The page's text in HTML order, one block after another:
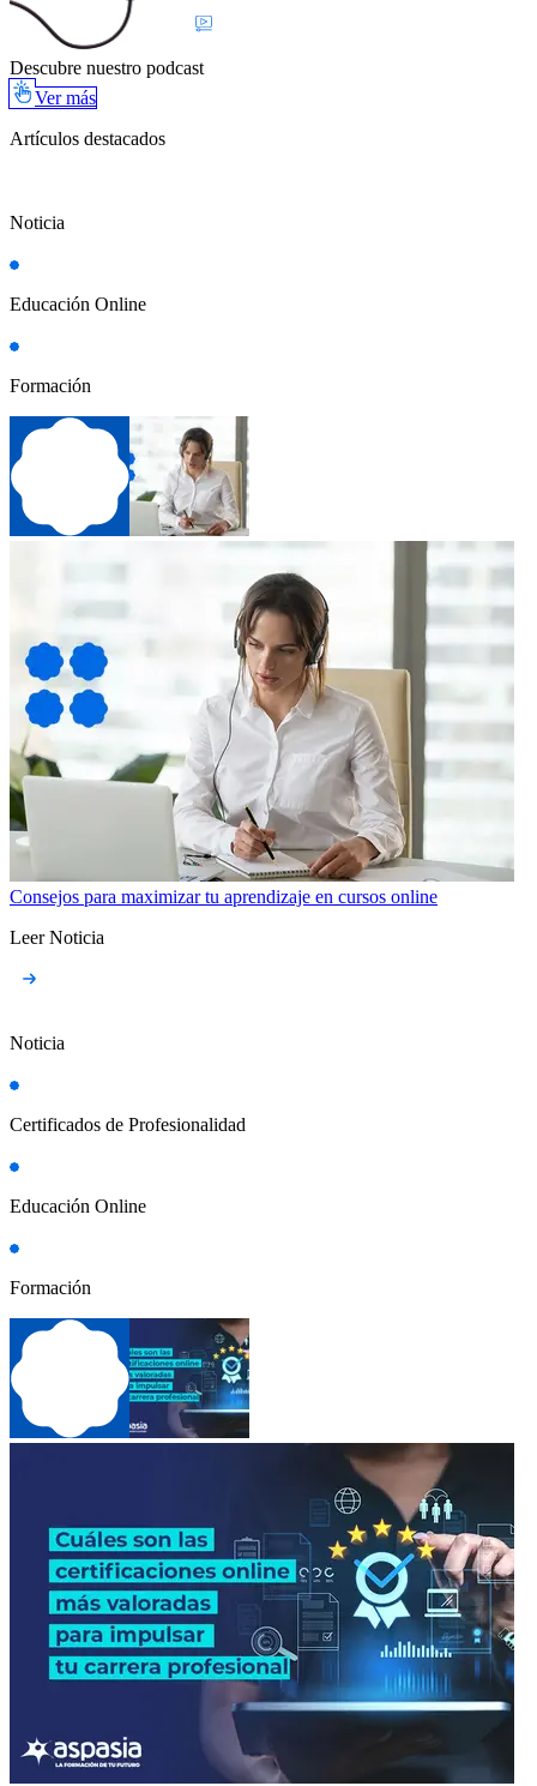
Descubre nuestro podcast
Ver más
Artículos destacados
Noticia
Educación Online
Formación
Consejos para maximizar tu aprendizaje en cursos online
Leer Noticia
Noticia
Certificados de Profesionalidad
Educación Online
Formación